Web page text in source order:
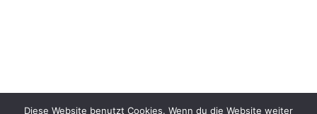
Diese Website benutzt Cookies. Wenn du die Website weiter